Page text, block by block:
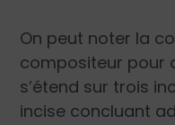
On peut noter la
compositeur pour
s’étend sur trois
incise concluant